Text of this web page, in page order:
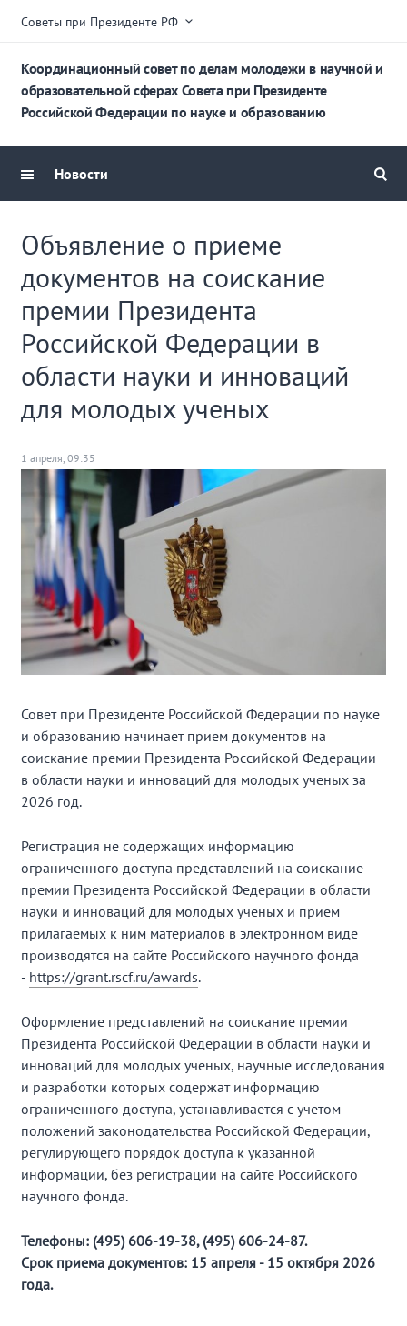
Советы при Президенте РФ
Координационный совет по делам молодежи в научной и
образовательной сферах Совета при Президенте
Российской Федерации по науке и образованию
Новости
Объявление о приеме
документов на соискание
премии Президента
Российской Федерации в
области науки и инноваций
для молодых ученых
1 апреля, 09:35
Совет при Президенте Российской Федерации по науке
и образованию начинает прием документов на
соискание премии Президента Российской Федерации
в области науки и инноваций для молодых ученых за
2026 год.
Регистрация не содержащих информацию
ограниченного доступа представлений на соискание
премии Президента Российской Федерации в области
науки и инноваций для молодых ученых и прием
прилагаемых к ним материалов в электронном виде
производятся на сайте Российского научного фонда
- https://grant.rscf.ru/awards.
Оформление представлений на соискание премии
Президента Российской Федерации в области науки и
инноваций для молодых ученых, научные исследования
и разработки которых содержат информацию
ограниченного доступа, устанавливается с учетом
положений законодательства Российской Федерации,
регулирующего порядок доступа к указанной
информации, без регистрации на сайте Российского
научного фонда.
Телефоны: (495) 606-19-38, (495) 606-24-87.
Срок приема документов: 15 апреля - 15 октября 2026
года.